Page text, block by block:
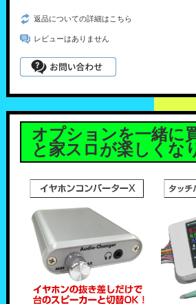
返品についての詳細はこちら
レビューはありません
オプションを一緒に
と家スロが楽しくな